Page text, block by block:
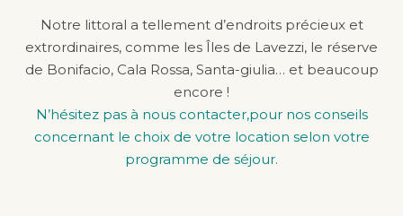
Notre littoral a tellement d’endroits précieux et
extrordinaires, comme les Îles de Lavezzi, le réserve
de Bonifacio, Cala Rossa, Santa-giulia… et beaucoup
encore !
N’hésitez pas à nous contacter,pour nos conseils
concernant le choix de votre location selon votre
programme de séjour.